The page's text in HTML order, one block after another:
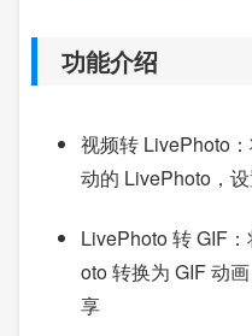
功能介绍
视频转 LivePhoto
动的 LivePhoto，
LivePhoto 转 GIF
oto 转换为 GIF 动
享